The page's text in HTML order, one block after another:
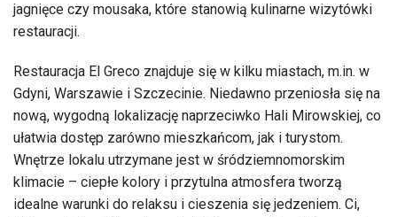
jagnięce czy mousaka, które stanowią kulinarne wizytówki
restauracji.
Restauracja El Greco znajduje się w kilku miastach, m.in. w
Gdyni, Warszawie i Szczecinie. Niedawno przeniosła się na
nową, wygodną lokalizację naprzeciwko Hali Mirowskiej, co
ułatwia dostęp zarówno mieszkańcom, jak i turystom.
Wnętrze lokalu utrzymane jest w śródziemnomorskim
klimacie – ciepłe kolory i przytulna atmosfera tworzą
idealne warunki do relaksu i cieszenia się jedzeniem. Ci,